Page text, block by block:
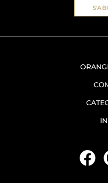
À
CONNEXION/
POLITIQUE DE